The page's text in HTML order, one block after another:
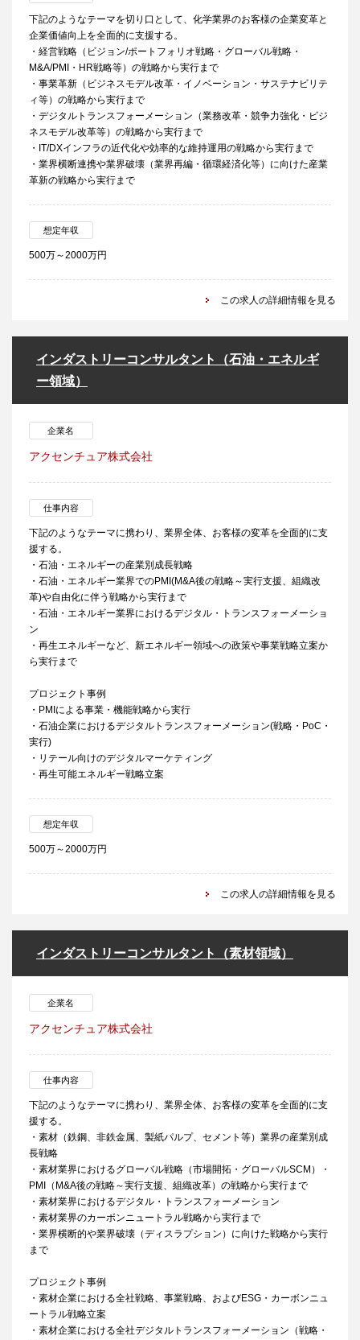
下記のようなテーマを切り口として、化学業界のお客様の企業変革と
企業価値向上を全面的に支援する。
・経営戦略（ビジョン/ポートフォリオ戦略・グローバル戦略・
M&A/PMI・HR戦略等）の戦略から実行まで
・事業革新（ビジネスモデル改革・イノベーション・サステナビリテ
ィ等）の戦略から実行まで
・デジタルトランスフォーメーション（業務改革・競争力強化・ビジ
ネスモデル改革等）の戦略から実行まで
・IT/DXインフラの近代化や効率的な維持運用の戦略から実行まで
・業界横断連携や業界破壊（業界再編・循環経済化等）に向けた産業
革新の戦略から実行まで
想定年収
500万～2000万円
この求人の詳細情報を見る
インダストリーコンサルタント（石油・エネルギ
ー領域）
企業名
アクセンチュア株式会社
仕事内容
下記のようなテーマに携わり、業界全体、お客様の変革を全面的に支
援する。
・石油・エネルギーの産業別成長戦略
・石油・エネルギー業界でのPMI(M&A後の戦略～実行支援、組織改
革)や自由化に伴う戦略から実行まで
・石油・エネルギー業界におけるデジタル・トランスフォーメーショ
ン
・再生エネルギーなど、新エネルギー領域への政策や事業戦略立案か
ら実行まで
プロジェクト事例
・PMIによる事業・機能戦略から実行
・石油企業におけるデジタルトランスフォーメーション(戦略・PoC・
実行)
・リテール向けのデジタルマーケティング
・再生可能エネルギー戦略立案
想定年収
500万～2000万円
この求人の詳細情報を見る
インダストリーコンサルタント（素材領域）
企業名
アクセンチュア株式会社
仕事内容
下記のようなテーマに携わり、業界全体、お客様の変革を全面的に支
援する。
・素材（鉄鋼、非鉄金属、製紙パルプ、セメント等）業界の産業別成
長戦略
・素材業界におけるグローバル戦略（市場開拓・グローバルSCM）・
PMI（M&A後の戦略～実行支援、組織改革）の戦略から実行まで
・素材業界におけるデジタル・トランスフォーメーション
・素材業界のカーボンニュートラル戦略から実行まで
・業界横断的や業界破壊（ディスラプション）に向けた戦略から実行
まで
プロジェクト事例
・素材企業における全社戦略、事業戦略、およびESG・カーボンニュ
ートラル戦略立案
・素材企業における全社デジタルトランスフォーメーション（戦略・